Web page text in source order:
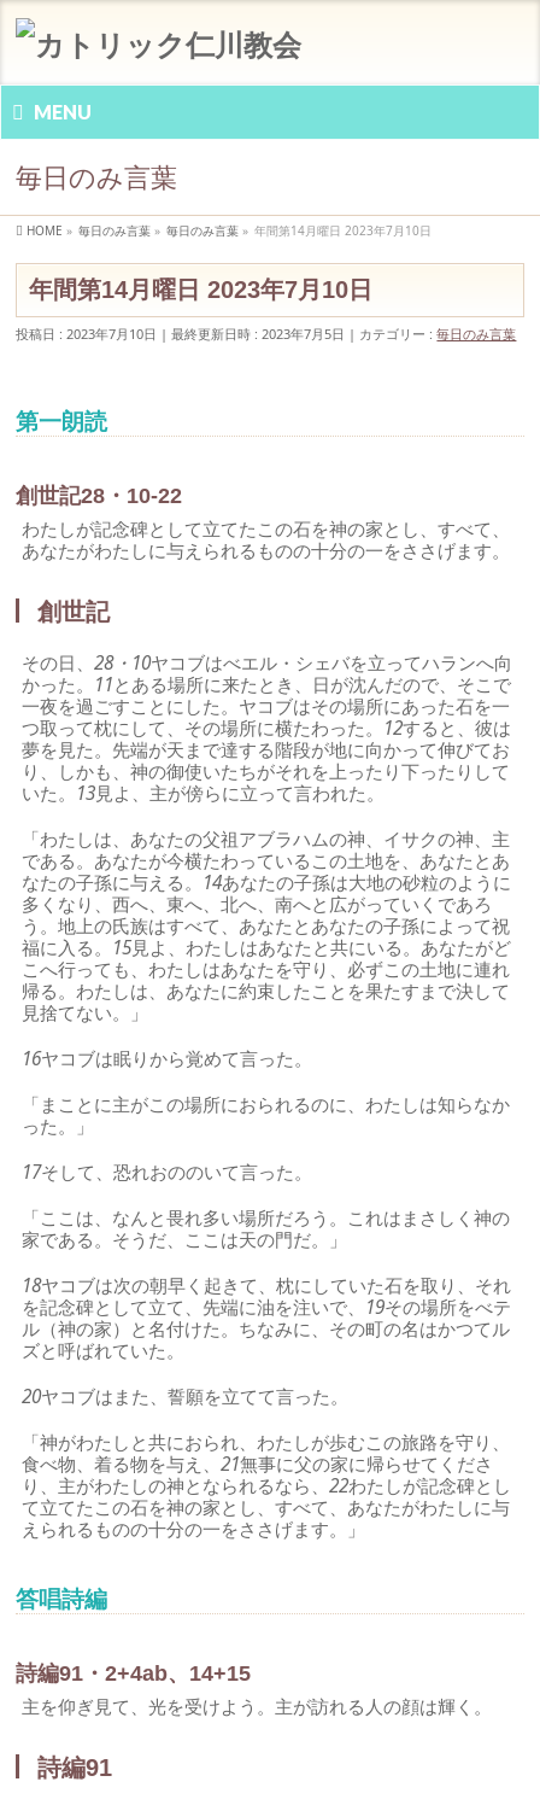
MENU
毎日のみ言葉
HOME » 毎日のみ言葉 » 毎日のみ言葉 » 年間第14月曜日 2023年7月10日
年間第14月曜日 2023年7月10日
投稿日 : 2023年7月10日 最終更新日時 : 2023年7月5日 カテゴリー :毎日のみ言葉
第一朗読
創世記28・10-22
わたしが記念碑として立てたこの石を神の家とし、すべて、
あなたがわたしに与えられるものの十分の一をささげます。
創世記
その日、28・10ヤコブはべエル・シェバを立ってハランへ向
かった。 11とある場所に来たとき、日が沈んだので、そこで
一夜を過ごすことにした。ヤコブはその場所にあった石を一
つ取って枕にして、その場所に横たわった。 12すると、彼は
夢を見た。先端が天まで達する階段が地に向かって伸びてお
り、しかも、神の御使いたちがそれを上ったり下ったりして
いた。 13見よ、主が傍らに立って言われた。
「わたしは、あなたの父祖アブラハムの神、イサクの神、主
である。あなたが今横たわっているこの土地を、あなたとあ
なたの子孫に与える。 14あなたの子孫は大地の砂粒のように
多くなり、西へ、東へ、北へ、南へと広がっていくであろ
う。地上の氏族はすべて、あなたとあなたの子孫によって祝
福に入る。 15見よ、わたしはあなたと共にいる。あなたがど
こへ行っても、わたしはあなたを守り、必ずこの土地に連れ
帰る。わたしは、あなたに約束したことを果たすまで決して
見捨てない。」
16ヤコブは眠りから覚めて言った。
「まことに主がこの場所におられるのに、わたしは知らなか
った。」
17そして、恐れおののいて言った。
「ここは、なんと畏れ多い場所だろう。これはまさしく神の
家である。そうだ、ここは天の門だ。」
18ヤコブは次の朝早く起きて、枕にしていた石を取り、それ
を記念碑として立て、先端に油を注いで、 19その場所をべテ
ル（神の家）と名付けた。ちなみに、その町の名はかつてル
ズと呼ばれていた。
20ヤコブはまた、誓願を立てて言った。
「神がわたしと共におられ、わたしが歩むこの旅路を守り、
食べ物、着る物を与え、21無事に父の家に帰らせてくださ
り、主がわたしの神となられるなら、22わたしが記念碑とし
て立てたこの石を神の家とし、すべて、あなたがわたしに与
えられるものの十分の一をささげます。」
答唱詩編
詩編91・2+4ab、14+15
主を仰ぎ見て、光を受けよう。主が訪れる人の顔は輝く。
詩編91